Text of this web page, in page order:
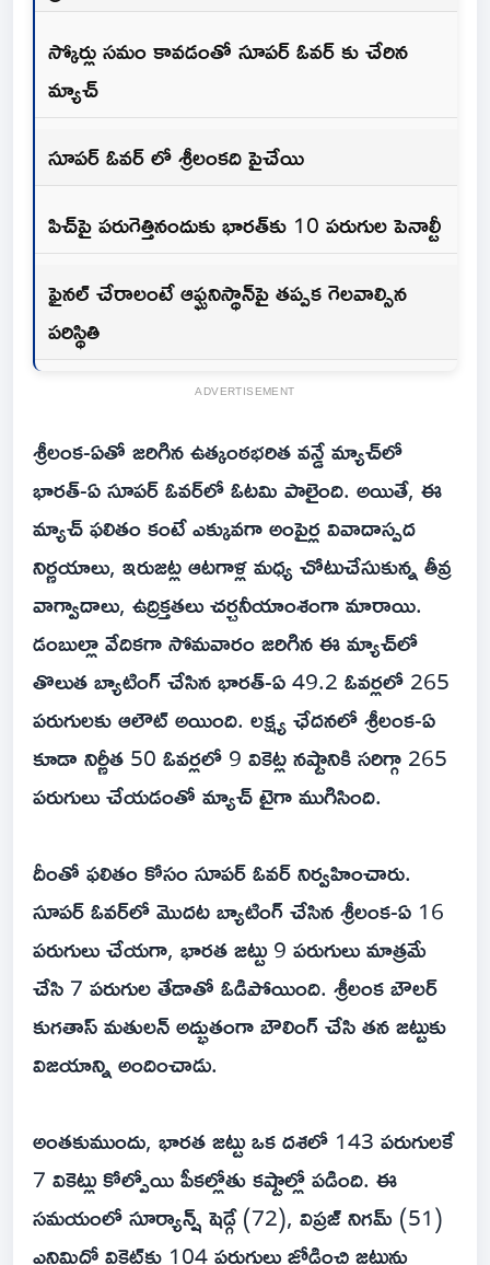
స్కోర్లు సమం కావడంతో సూపర్ ఓవర్ కు చేరిన
మ్యాచ్
సూపర్ ఓవర్ లో శ్రీలంకది పైచేయి
పిచ్‌పై పరుగెత్తినందుకు భారత్‌కు 10 పరుగుల పెనాల్టీ
ఫైనల్ చేరాలంటే ఆఫ్ఘనిస్థాన్‌పై తప్పక గెలవాల్సిన
పరిస్థితి
ADVERTISEMENT
శ్రీలంక-ఏతో జరిగిన ఉత్కంఠభరిత వన్డే మ్యాచ్‌లో
భారత్-ఏ సూపర్ ఓవర్‌లో ఓటమి పాలైంది. అయితే, ఈ
మ్యాచ్ ఫలితం కంటే ఎక్కువగా అంపైర్ల వివాదాస్పద
నిర్ణయాలు, ఇరుజట్ల ఆటగాళ్ల మధ్య చోటుచేసుకున్న తీవ్ర
వాగ్వాదాలు, ఉద్రిక్తతలు చర్చనీయాంశంగా మారాయి.
డంబుల్లా వేదికగా సోమవారం జరిగిన ఈ మ్యాచ్‌లో
తొలుత బ్యాటింగ్ చేసిన భారత్-ఏ 49.2 ఓవర్లలో 265
పరుగులకు ఆలౌట్ అయింది. లక్ష్య ఛేదనలో శ్రీలంక-ఏ
కూడా నిర్ణీత 50 ఓవర్లలో 9 వికెట్ల నష్టానికి సరిగ్గా 265
పరుగులు చేయడంతో మ్యాచ్ టైగా ముగిసింది.
దీంతో ఫలితం కోసం సూపర్ ఓవర్ నిర్వహించారు.
సూపర్ ఓవర్‌లో మొదట బ్యాటింగ్ చేసిన శ్రీలంక-ఏ 16
పరుగులు చేయగా, భారత జట్టు 9 పరుగులు మాత్రమే
చేసి 7 పరుగుల తేడాతో ఓడిపోయింది. శ్రీలంక బౌలర్
కుగతాస్ మతులన్ అద్భుతంగా బౌలింగ్ చేసి తన జట్టుకు
విజయాన్ని అందించాడు.
అంతకుముందు, భారత జట్టు ఒక దశలో 143 పరుగులకే
7 వికెట్లు కోల్పోయి పీకల్లోతు కష్టాల్లో పడింది. ఈ
సమయంలో సూర్యాన్ష్ షెడ్గే (72), విప్రజ్ నిగమ్ (51)
ఎనిమిదో వికెట్‌కు 104 పరుగులు జోడించి జట్టును